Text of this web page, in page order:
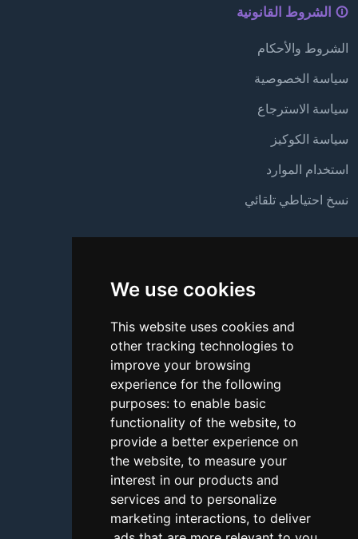
We use cookies
This website uses cookies and
other tracking technologies to
improve your browsing
experience for the following
purposes: to enable basic
functionality of the website, to
provide a better experience on
the website, to measure your
interest in our products and
services and to personalize
marketing interactions, to deliver
الشروط القانونية
الشروط والأحكام
سياسة الخصوصية
سياسة الاسترجاع
سياسة الكوكيز
استخدام الموارد
نسخ احتياطي تلقائي
الأسئلة الشائعة
طرق الدفع
أداة اختبار الاتصال
الإبلاغ عن إساءة استخدام